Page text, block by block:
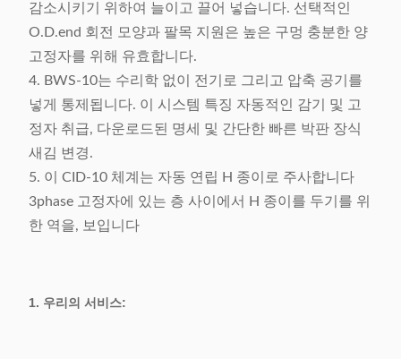
감소시키기 위하여 늘이고 끌어 넣습니다. 선택적인
O.D.end 회전 모양과 팔목 지원은 높은 구멍 충분한 양
고정자를 위해 유효합니다.
4. BWS-10는 수리학 없이 전기로 그리고 압축 공기를
넣게 통제됩니다. 이 시스템 특징 자동적인 감기 및 고
정자 취급, 다운로드된 명세 및 간단한 빠른 박판 장식
새김 변경.
5. 이 CID-10 체계는 자동 연립 H 종이로 주사합니다
3phase 고정자에 있는 층 사이에서 H 종이를 두기를 위
한 역을, 보입니다
1. 우리의 서비스: